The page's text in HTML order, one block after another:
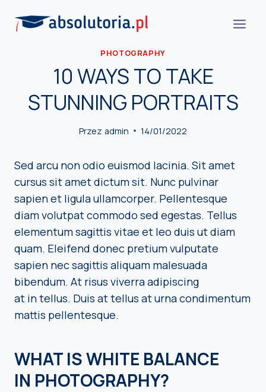
PHOTOGRAPHY
10 WAYS TO TAKE
STUNNING PORTRAITS
Przez admin 14/01/2022
Sed arcu non odio euismod lacinia. Sit amet
cursus sit amet dictum sit. Nunc pulvinar
sapien et ligula ullamcorper. Pellentesque
diam volutpat commodo sed egestas. Tellus
elementum sagittis vitae et leo duis ut diam
quam. Eleifend donec pretium vulputate
sapien nec sagittis aliquam malesuada
bibendum. At risus viverra adipiscing
at in tellus. Duis at tellus at urna condimentum
mattis pellentesque.
WHAT IS WHITE BALANCE
IN PHOTOGRAPHY?